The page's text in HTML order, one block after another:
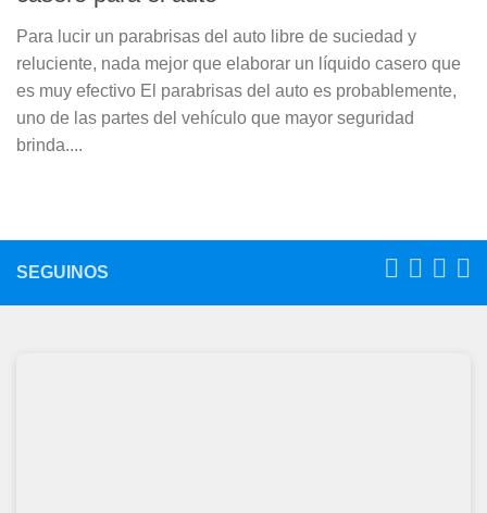
Para lucir un parabrisas del auto libre de suciedad y
reluciente, nada mejor que elaborar un líquido casero que
es muy efectivo El parabrisas del auto es probablemente,
uno de las partes del vehículo que mayor seguridad
brinda....
SEGUINOS